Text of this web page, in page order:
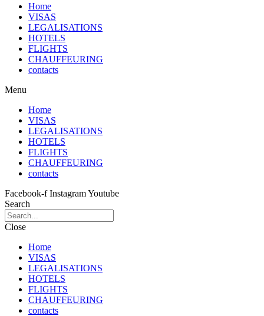
Home
VISAS
LEGALISATIONS
HOTELS
FLIGHTS
CHAUFFEURING
contacts
Menu
Home
VISAS
LEGALISATIONS
HOTELS
FLIGHTS
CHAUFFEURING
contacts
Facebook-f InstagramYoutube
Search
Close
Home
VISAS
LEGALISATIONS
HOTELS
FLIGHTS
CHAUFFEURING
contacts